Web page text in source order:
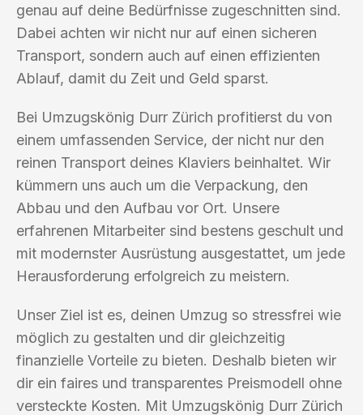
genau auf deine Bedürfnisse zugeschnitten sind.
Dabei achten wir nicht nur auf einen sicheren
Transport, sondern auch auf einen effizienten
Ablauf, damit du Zeit und Geld sparst.
Bei Umzugskönig Durr Zürich profitierst du von
einem umfassenden Service, der nicht nur den
reinen Transport deines Klaviers beinhaltet. Wir
kümmern uns auch um die Verpackung, den
Abbau und den Aufbau vor Ort. Unsere
erfahrenen Mitarbeiter sind bestens geschult und
mit modernster Ausrüstung ausgestattet, um jede
Herausforderung erfolgreich zu meistern.
Unser Ziel ist es, deinen Umzug so stressfrei wie
möglich zu gestalten und dir gleichzeitig
finanzielle Vorteile zu bieten. Deshalb bieten wir
dir ein faires und transparentes Preismodell ohne
versteckte Kosten. Mit Umzugskönig Durr Zürich